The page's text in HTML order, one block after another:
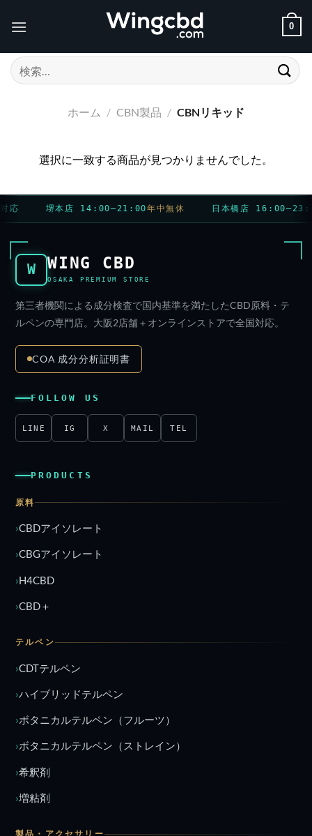
0
検
索
ホーム / CBN製品 / CBNリキッド
選択に一致する商品が見つかりませんでした。
応 堺本店 14:00–21:00年中無休 日本橋店
W WING CBD
OSAKA PREMIUM STORE
第三者機関による成分検査で国内基準を満たしたCBD原料・テ
ルペンの専門店。大阪2店舗＋オンラインストアで全国対応。
COA 成分分析証明書
FOLLOW US
LINE IG X MAIL TEL
PRODUCTS
原料
CBDアイソレート
CBGアイソレート
H4CBD
CBD＋
テルペン
CDTテルペン
ハイブリッドテルペン
ボタニカルテルペン（フルーツ）
ボタニカルテルペン（ストレイン）
希釈剤
増粘剤
製品・アクセサリー